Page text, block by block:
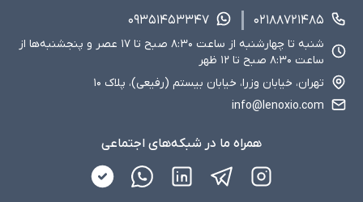
۰۲۱۸۸۷۲۱۴۸۵
۰۹۳۵۱۴۵۳۳۴۷
شنبه تا چهارشنبه از ساعت ۸:۳۰ صبح تا ۱۷ عصر و پنجشنبه‌ها از
ساعت ۸:۳۰ صبح تا ۱۲ ظهر
تهران، خیابان وزرا، خیابان بیستم (رفیعی)، پلاک ۱۰
info@lenoxio.com
همراه ما در شبکه‌های اجتماعی